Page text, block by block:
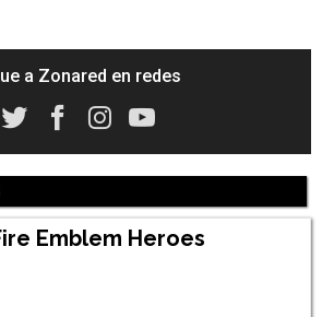
a Zonared en redes
Emblem Heroes